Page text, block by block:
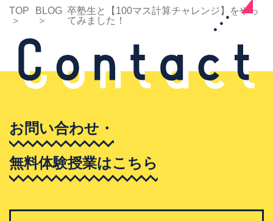
TOP BLOG 卒塾生と【100マス計算チャレンジ】をやっ
てみました！
お問い合わせ・
無料体験授業はこちら